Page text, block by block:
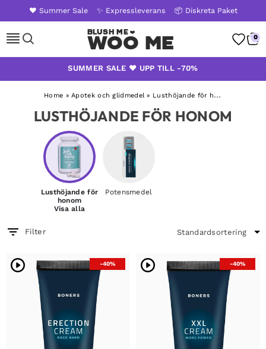
❤️ Summer Sale ✨ Expressleverans 📦 Diskreta Paket
Woo Me 0
SUMMER SALE ❤️ UPP TILL -70%
Home »Apotek och glidmedel» Lusthöjande för honom
LUSTHÖJANDE FÖR HONOM
Lusthöjande för
honom
Visa alla
Potensmedel
Filter
-40% -40%